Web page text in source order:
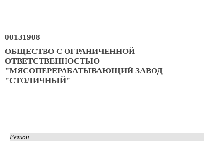
00131908
ОБЩЕСТВО С ОГРАНИЧЕННОЙ
ОТВЕТСТВЕННОСТЬЮ
"МЯСОПЕРЕРАБАТЫВАЮЩИЙ ЗАВОД
"СТОЛИЧНЫЙ"
Регион